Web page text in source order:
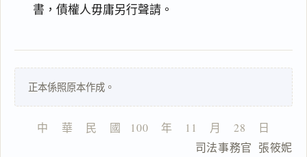
書，債權人毋庸另行聲請。
正本係照原本作成。
中    華    民    國   100    年    11    月    28    日
                      司法事務官  張筱妮
鍵
全